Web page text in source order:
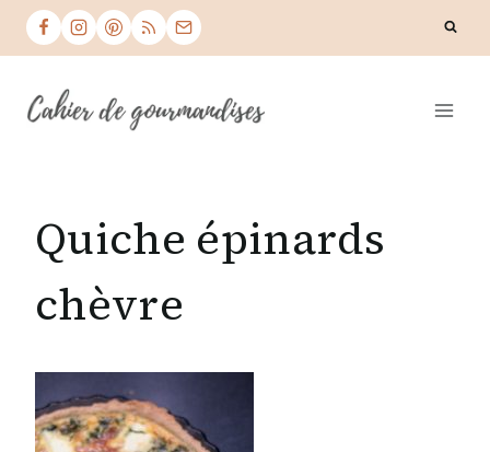
Skip
Quiche épinards
chèvre